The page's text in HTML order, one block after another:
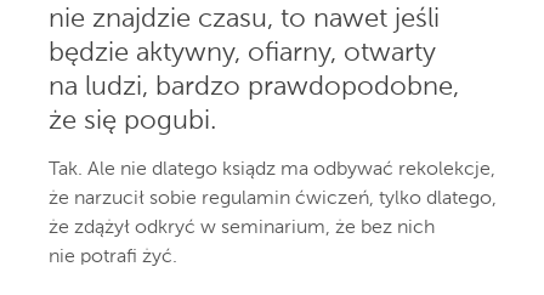
nie znajdzie czasu, to nawet jeśli
będzie aktywny, ofiarny, otwarty
na ludzi, bardzo prawdopodobne,
że się pogubi.
Tak. Ale nie dlatego ksiądz ma odbywać rekolekcje,
że narzucił sobie regulamin ćwiczeń, tylko dlatego,
że zdążył odkryć w seminarium, że bez nich
nie potrafi żyć.